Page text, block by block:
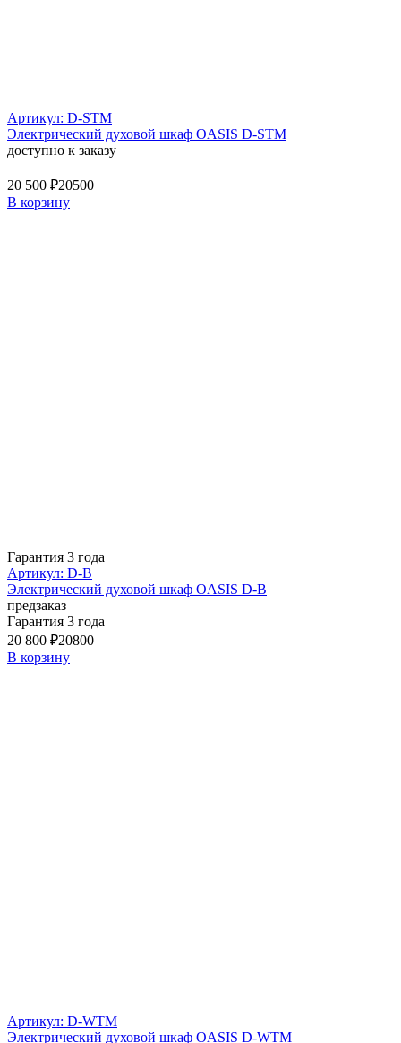
Артикул: D-STM
Электрический духовой шкаф OASIS D-STM
доступно к заказу
20 500 ₽20500
В корзину
Гарантия 3 года
Артикул: D-B
Электрический духовой шкаф OASIS D-B
предзаказ
Гарантия 3 года
20 800 ₽20800
В корзину
Артикул: D-WTM
Электрический духовой шкаф OASIS D-WTM